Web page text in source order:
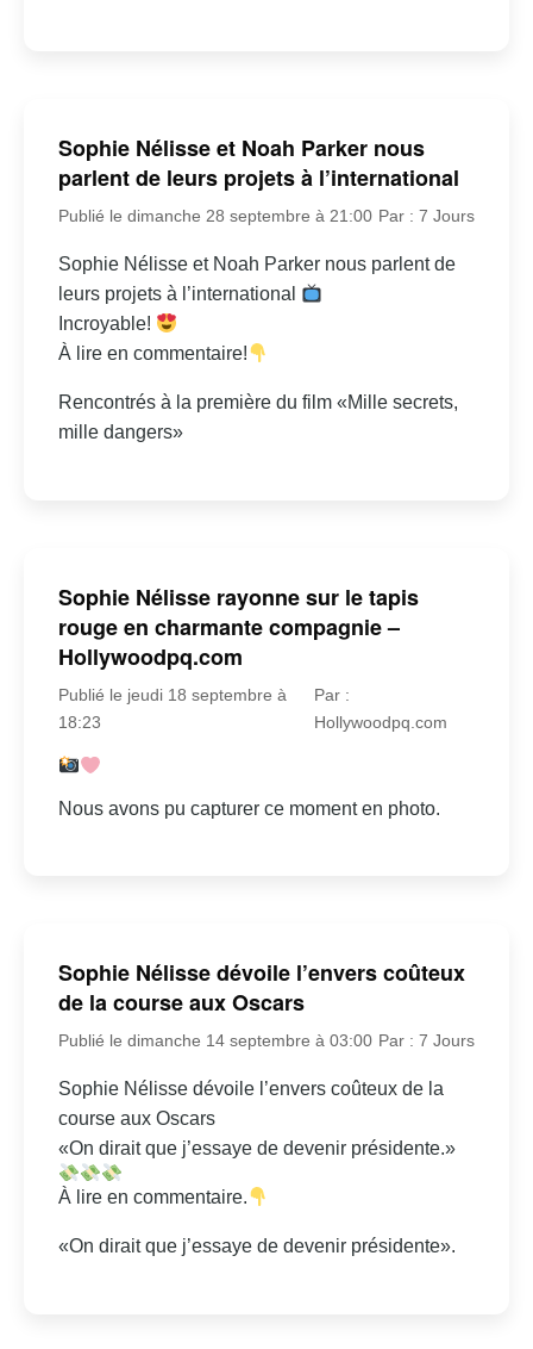
Sophie Nélisse et Noah Parker nous
parlent de leurs projets à l’international
Publié le dimanche 28 septembre à 21:00 Par : 7 Jours
Sophie Nélisse et Noah Parker nous parlent de
leurs projets à l’international
Incroyable!
À lire en commentaire!
Rencontrés à la première du film «Mille secrets,
mille dangers»
Sophie Nélisse rayonne sur le tapis
rouge en charmante compagnie –
Hollywoodpq.com
Publié le jeudi 18 septembre à
18:23
Par :
Hollywoodpq.com
Nous avons pu capturer ce moment en photo.
Sophie Nélisse dévoile l’envers coûteux
de la course aux Oscars
Publié le dimanche 14 septembre à 03:00 Par : 7 Jours
Sophie Nélisse dévoile l’envers coûteux de la
course aux Oscars
«On dirait que j’essaye de devenir présidente.»
À lire en commentaire.
«On dirait que j’essaye de devenir présidente».